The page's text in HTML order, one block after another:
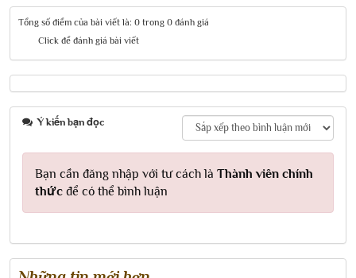
Tổng số điểm của bài viết là: 0 trong 0 đánh giá
Click để đánh giá bài viết
Ý kiến bạn đọc
Bạn cần đăng nhập với tư cách là Thành viên chính
thức để có thể bình luận